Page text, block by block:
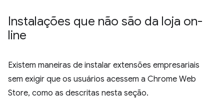
Instalações que não são da loja on-
line
Existem maneiras de instalar extensões empresariais
sem exigir que os usuários acessem a Chrome Web
Store, como as descritas nesta seção.